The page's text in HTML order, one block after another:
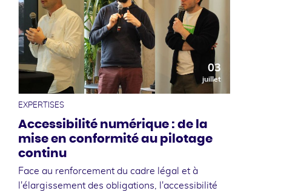
03
juillet
EXPERTISES
Accessibilité numérique : de la
mise en conformité au pilotage
continu
Face au renforcement du cadre légal et à
l'élargissement des obligations, l'accessibilité